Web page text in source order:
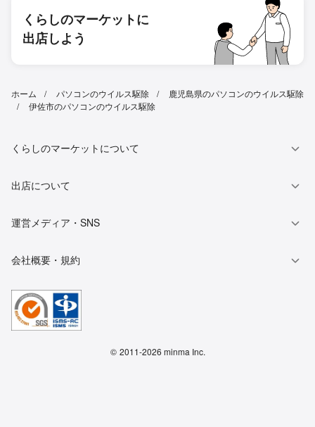
くらしのマーケットに
出店しよう
ホーム パソコンのウイルス駆除
鹿児島県のパソコンのウイルス駆除
伊佐市のパソコンのウイルス駆除
くらしのマーケットについて
出店について
運営メディア・SNS
会社概要・規約
© 2011-2026 minma Inc.